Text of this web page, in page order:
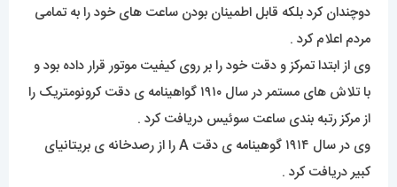
دوچندان کرد بلکه قابل اطمینان بودن ساعت های خود را به تمامی
مردم اعلام کرد .
وی از ابتدا تمرکز و دقت خود را بر روی کیفیت موتور قرار داده بود و
با تلاش های مستمر در سال ۱۹۱۰ گواهینامه ی دقت کرونومتریک را
از مرکز رتبه بندی ساعت سوئیس دریافت کرد .
وی در سال ۱۹۱۴ گوهینامه ی دقت A را از رصدخانه ی بریتانیای
کبیر دریافت کرد .